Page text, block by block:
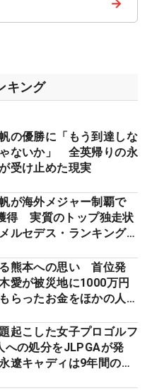
→
キング
の優勝に「もう到達しな
ないか」 全英帰りの永
受け止めた現実
が海外メジャー制覇で
得 実質のトップ独走状
ルセデス・ランキング番
熊本への思い 首位発
愛が被災地に1000万円
らったお金をほかの人
起こした女子プロゴルフ
への処分をJLPGAが発
遼キャディは9年間の立